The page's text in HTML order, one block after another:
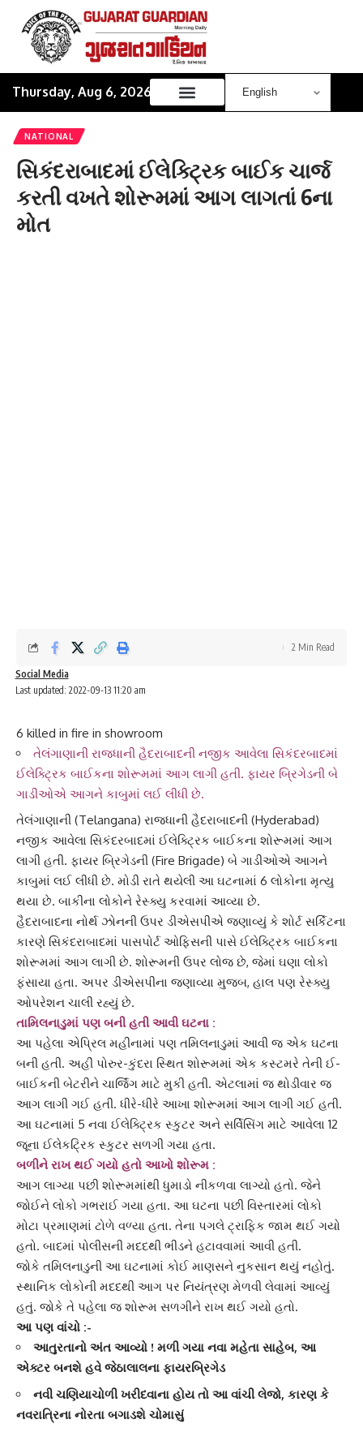
Thursday, Aug 6, 2026
NATIONAL
સિકંદરાબાદમાં ઈલેક્ટ્રિક બાઈક ચાર્જ
કરતી વખતે શોરૂમમાં આગ લાગતાં 6ના
મોત
Last updated: 2022-09-13 11:20 am
Social Media
2 Min Read
6 killed in fire in showroom
તેલંગાણાની રાજધાની હૈદરાબાદની નજીક આવેલા સિકંદરબાદમાં
ઈલેક્ટ્રિક બાઈકના શોરૂમમાં આગ લાગી હતી. ફાયર બ્રિગેડની બે
ગાડીઓએ આગને કાબુમાં લઈ લીધી છે.
તેલંગાણાની (Telangana) રાજધાની હૈદરાબાદની (Hyderabad)
નજીક આવેલા સિકંદરબાદમાં ઈલેક્ટ્રિક બાઈકના શોરૂમમાં આગ
લાગી હતી. ફાયર બ્રિગેડની (Fire Brigade) બે ગાડીઓએ આગને
કાબુમાં લઈ લીધી છે. મોડી રાતે થયેલી આ ઘટનામાં 6 લોકોના મૃત્યુ
થયા છે. બાકીના લોકોને રેસ્ક્યુ કરવામાં આવ્યા છે.
હૈદરાબાદના નોર્થ ઝોનની ઉપર ડીએસપીએ જણાવ્યું કે શોર્ટ સર્કિટના
કારણે સિકંદરાબાદમાં પાસપોર્ટ ઓફિસની પાસે ઈલેક્ટ્રિક બાઈકના
શોરૂમમાં આગ લાગી છે. શોરૂમની ઉપર લોજ છે, જેમાં ઘણા લોકો
ફંસાયા હતા. અપર ડીએસપીના જણાવ્યા મુજબ, હાલ પણ રેસ્ક્યુ
ઓપરેશન ચાલી રહ્યું છે.
તામિલનાડુમાં પણ બની હતી આવી ઘટના :
આ પહેલા એપ્રિલ મહીનામાં પણ તમિલનાડુમાં આવી જ એક ઘટના
બની હતી. અહીં પોરુર-કુંદરા સ્થિત શોરૂમમાં એક કસ્ટમરે તેની ઈ-
બાઈકની બેટરીને ચાર્જિંગ માટે મુકી હતી. એટલામાં જ થોડીવાર જ
આગ લાગી ગઈ હતી. ધીરે-ધીરે આખા શોરૂમમાં આગ લાગી ગઈ હતી.
આ ઘટનામાં 5 નવા ઈલેક્ટ્રિક સ્કુટર અને સર્વિસિંગ માટે આવેલા 12
જૂના ઈલેકટ્રિક સ્કુટર સળગી ગયા હતા.
બળીને રાખ થઈ ગયો હતો આખો શોરૂમ :
આગ લાગ્યા પછી શોરૂમમાંથી ધુમાડો નીકળવા લાગ્યો હતો. જેને
જોઈને લોકો ગભરાઈ ગયા હતા. આ ઘટના પછી વિસ્તારમાં લોકો
મોટા પ્રમાણમાં ટોળે વળ્યા હતા. તેના પગલે ટ્રાફિક જામ થઈ ગયો
હતો. બાદમાં પોલીસની મદદથી ભીડને હટાવવામાં આવી હતી.
જોકે તમિલનાડુની આ ઘટનામાં કોઈ માણસને નુકસાન થયું નહોતું.
સ્થાનિક લોકોની મદદથી આગ પર નિયંત્રણ મેળવી લેવામાં આવ્યું
હતું. જોકે તે પહેલા જ શોરૂમ સળગીને રાખ થઈ ગયો હતો.
આ પણ વાંચો :-
આતુરતાનો અંત આવ્યો ! મળી ગયા નવા મહેતા સાહેબ, આ
એક્ટર બનશે હવે જેઠાલાલના ફાયરબ્રિગેડ
નવી ચણિયાચોળી ખરીદવાના હોય તો આ વાંચી લેજો, કારણ કે
નવરાત્રિના નોરતા બગાડશે ચોમાસું